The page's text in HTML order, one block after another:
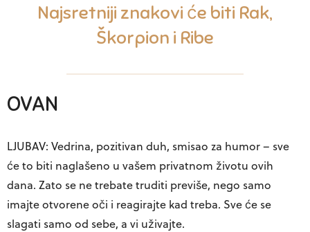
Najsretniji znakovi će biti Rak,
Škorpion i Ribe
OVAN
LJUBAV: Vedrina, pozitivan duh, smisao za humor – sve
će to biti naglašeno u vašem privatnom životu ovih
dana. Zato se ne trebate truditi previše, nego samo
imajte otvorene oči i reagirajte kad treba. Sve će se
slagati samo od sebe, a vi uživajte.